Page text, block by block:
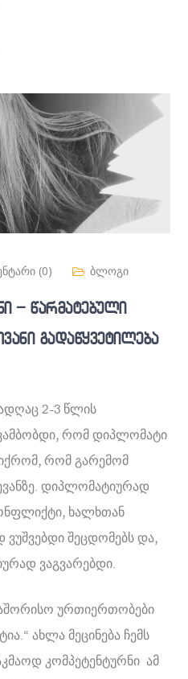
(0) ბლოგი
– წარმატებული
გადაწყვეტილება
2-3 წლის
რომ დიპლომატი
რომ გარემომ
დიპლომატიურად
ხალხთან
შეცდომებს და,
ვაგვარებდი.
ურთიერთობები
ახლა მეცინება ჩემს
კომპეტენტურნი ამ